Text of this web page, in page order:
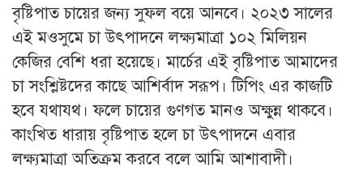
বৃষ্টিপাত চায়ের জন্য সুফল বয়ে আনবে। ২০২৩ সালের
এই মওসুমে চা উৎপাদনে লক্ষ্যমাত্রা ১০২ মিলিয়ন
কেজির বেশি ধরা হয়েছে। মার্চের এই বৃষ্টিপাত আমাদের
চা সংশ্লিষ্টদের কাছে আশির্বাদ সরূপ। টিপিং এর কাজটি
হবে যথাযথ। ফলে চায়ের গুণগত মানও অক্ষুন্ন থাকবে।
কাংখিত ধারায় বৃষ্টিপাত হলে চা উৎপাদনে এবার
লক্ষ্যমাত্রা অতিক্রম করবে বলে আমি আশাবাদী।